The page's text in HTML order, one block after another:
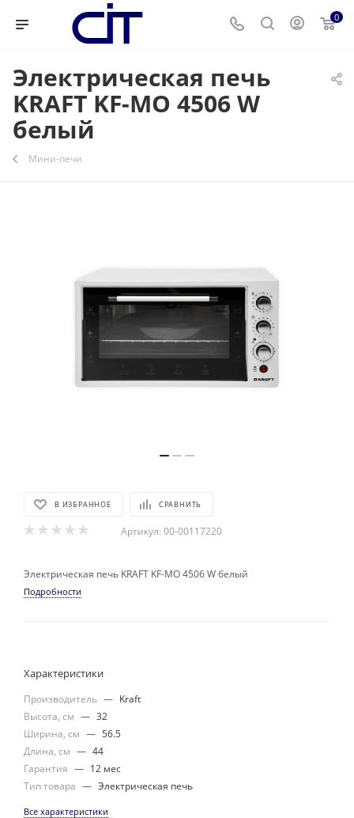
0
Электрическая печь
KRAFT KF-MO 4506 W
белый
Мини-печи
В ИЗБРАННОЕ СРАВНИТЬ
Артикул: 00-00117220
Электрическая печь KRAFT KF-MO 4506 W белый
Подробности
Характеристики
Производитель — Kraft
Высота, см — 32
Ширина, см — 56.5
Длина, см — 44
Гарантия — 12 мес
Тип товара — Электрическая печь
Все характеристики